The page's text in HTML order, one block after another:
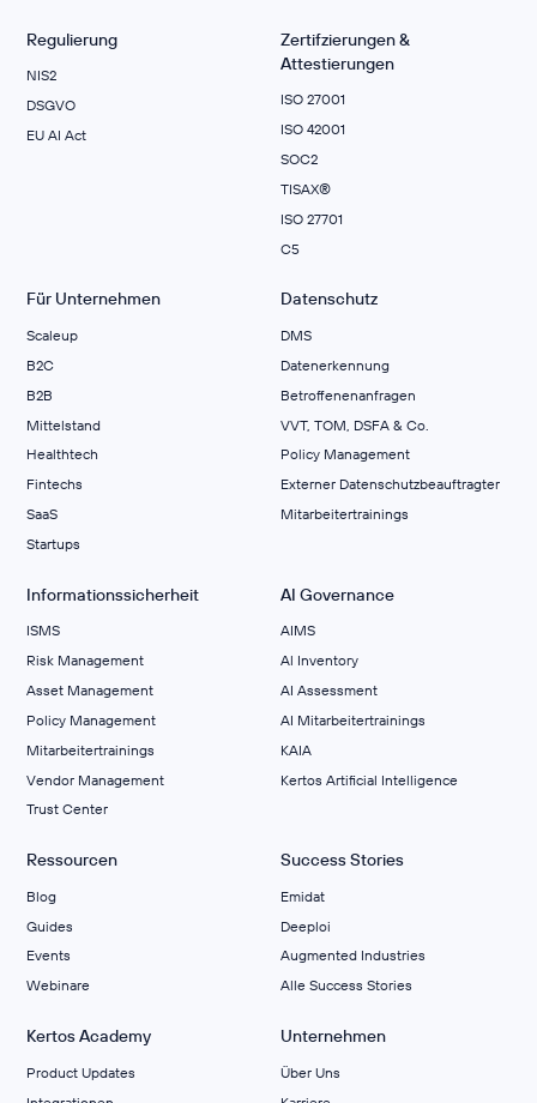
Regulierung
NIS2
DSGVO
EU AI Act
Zertifzierungen &
Attestierungen
ISO 27001
ISO 42001
SOC2
TISAX®
ISO 27701
C5
Für Unternehmen
Scaleup
B2C
B2B
Mittelstand
Healthtech
Fintechs
SaaS
Startups
Datenschutz
DMS
Datenerkennung
Betroffenenanfragen
VVT, TOM, DSFA & Co.
Policy Management
Externer Datenschutzbeauftragter
Mitarbeitertrainings
Informationssicherheit
ISMS
Risk Management
Asset Management
Policy Management
Mitarbeitertrainings
Vendor Management
Trust Center
AI Governance
AIMS
Al Inventory
AI Assessment
AI Mitarbeitertrainings
KAIA
Kertos Artificial Intelligence
Ressourcen
Blog
Guides
Events
Webinare
Success Stories
Emidat
Deeploi
Augmented Industries
Alle Success Stories
Kertos Academy
Product Updates
Unternehmen
Über Uns